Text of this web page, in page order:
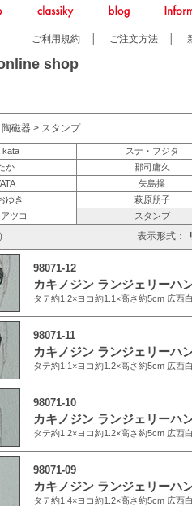
ご利用規約 ご注文方法
shop
陶磁器> スタンプ
kata スナ・フジタ
か
郡司庸久
矢島操
ゆき
萩原朋子
ツコ
スタンプ
表示形式：
98071-12
カキノジン ランジェリーハ
タテ約1.2×ヨコ約1.1×高さ約5cm 広西
98071-11
カキノジン ランジェリーハ
タテ約1.1×ヨコ約1.2×高さ約5cm 広西
98071-10
カキノジン ランジェリーハ
タテ約1.2×ヨコ約1.2×高さ約5cm 広西
98071-09
カキノジン ランジェリーハ
タテ約1.4×ヨコ約1.2×高さ約5cm 広西